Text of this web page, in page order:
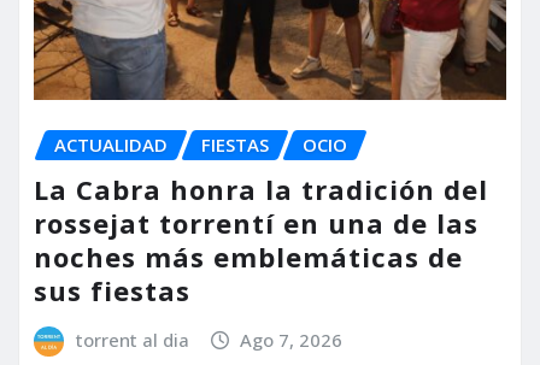
ACTUALIDAD FIESTAS OCIO
La Cabra honra la tradición del
rossejat torrentí en una de las
noches más emblemáticas de
sus fiestas
torrent al dia Ago 7, 2026